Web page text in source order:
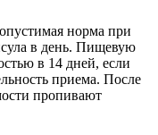
норма при
в день. Пищевую
в 14 дней, если
приема. После
пропивают